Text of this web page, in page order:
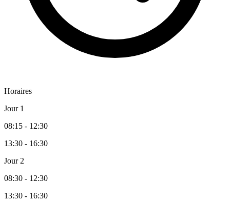
Horaires
Jour 1
08:15 - 12:30
13:30 - 16:30
Jour 2
08:30 - 12:30
13:30 - 16:30